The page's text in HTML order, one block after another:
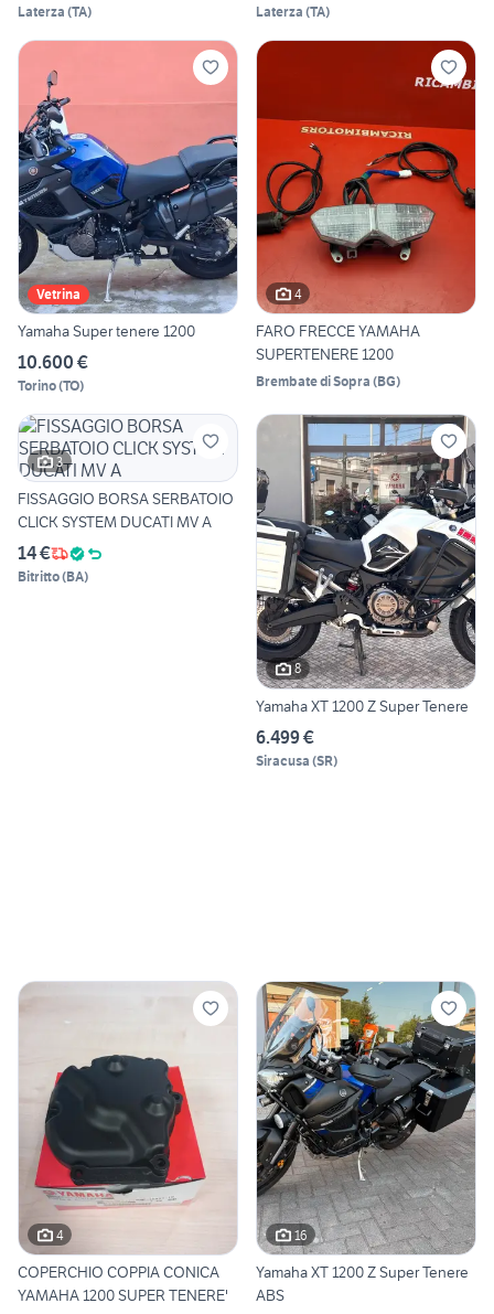
Laterza (TA) Laterza (TA)
Vetrina
Yamaha Super tenere 1200
10.600 €
Torino(TO)
4
FARO FRECCE YAMAHA
SUPERTENERE 1200
Brembate di Sopra (BG)
3
FISSAGGIO BORSA SERBATOIO
CLICK SYSTEM DUCATI MV A
14 €
Bitritto(BA)
8
Yamaha XT 1200 Z Super Tenere
6.499 €
Siracusa (SR)
4
COPERCHIO COPPIA CONICA
YAMAHA 1200 SUPER TENERE'
16
Yamaha XT 1200 Z Super Tenere
ABS